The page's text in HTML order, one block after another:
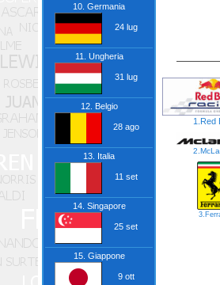
10. Germania
24 lug
11. Ungheria
31 lug
12. Belgio
28 ago
13. Italia
11 set
14. Singapore
25 set
15. Giappone
9 ott
1.Red